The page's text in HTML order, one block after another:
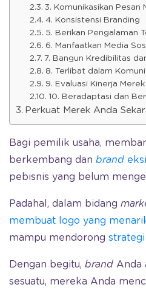
3. Komunikasikan Pesan
4. Konsistensi Branding
5. Berikan Pengalaman
6. Manfaatkan Media
7. Bangun Kredibilitas
8. Terlibat dalam
9. Evaluasi Kinerja
10. Beradaptasi dan
Perkuat Merek Anda
Bagi pemilik usaha,
berkembang dan brand
pebisnis yang belum
Padahal, dalam bidang
membuat logo yang
mampu mendorong strategi
Dengan begitu, brand Anda
sesuatu, mereka Anda